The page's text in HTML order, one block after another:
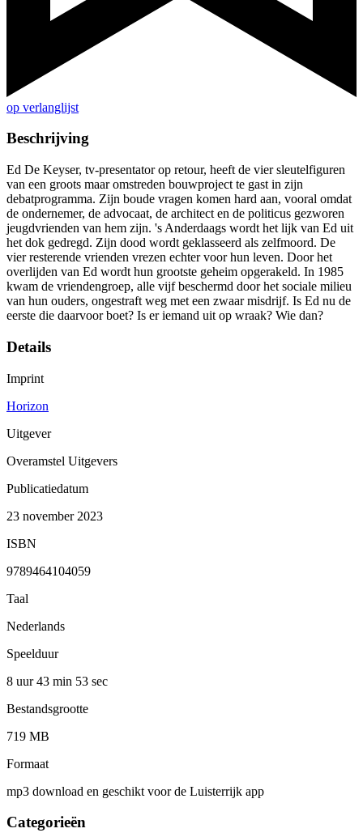
op verlanglijst
Beschrijving
Ed De Keyser, tv-presentator op retour, heeft de vier sleutelfiguren
van een groots maar omstreden bouwproject te gast in zijn
debatprogramma. Zijn boude vragen komen hard aan, vooral omdat
de ondernemer, de advocaat, de architect en de politicus gezworen
jeugdvrienden van hem zijn. 's Anderdaags wordt het lijk van Ed uit
het dok gedregd. Zijn dood wordt geklasseerd als zelfmoord. De
vier resterende vrienden vrezen echter voor hun leven. Door het
overlijden van Ed wordt hun grootste geheim opgerakeld. In 1985
kwam de vriendengroep, alle vijf beschermd door het sociale milieu
van hun ouders, ongestraft weg met een zwaar misdrijf. Is Ed nu de
eerste die daarvoor boet? Is er iemand uit op wraak? Wie dan?
Details
Imprint
Horizon
Uitgever
Overamstel Uitgevers
Publicatiedatum
23 november 2023
ISBN
9789464104059
Taal
Nederlands
Speelduur
8 uur 43 min 53 sec
Bestandsgrootte
719 MB
Formaat
mp3 download en geschikt voor de Luisterrijk app
Categorieën